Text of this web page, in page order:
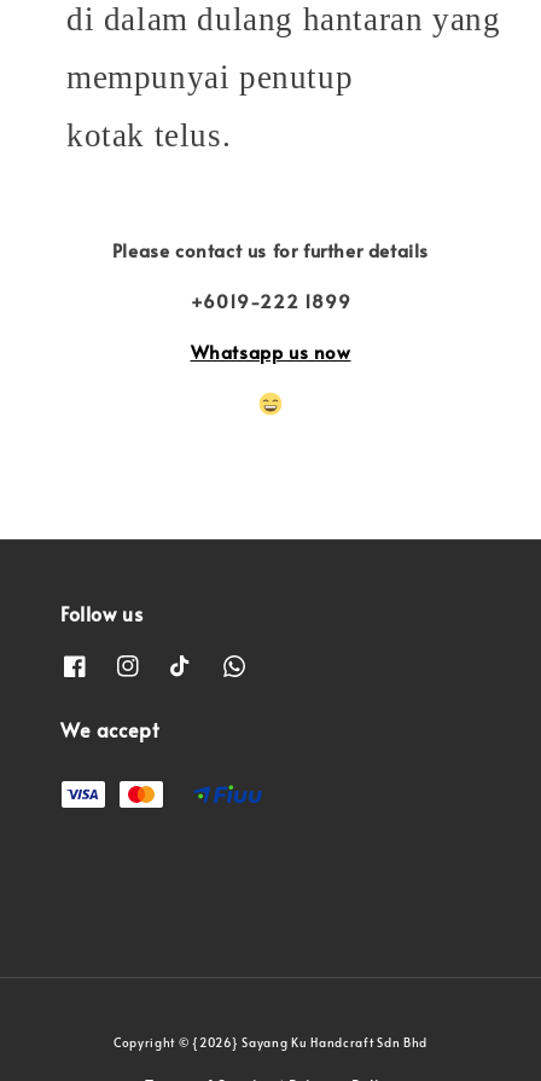
di dalam dulang hantaran yang
mempunyai penutup
kotak telus.
Please contact us for further details
+6019-222 1899
Whatsapp us now
Follow us
We accept
Copyright © {2026} Sayang Ku Handcraft Sdn Bhd